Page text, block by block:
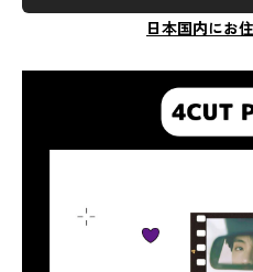
日本国内にお